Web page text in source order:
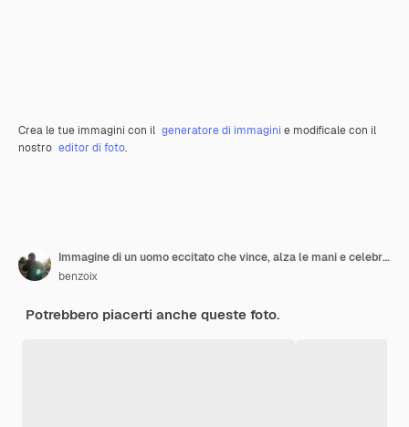
Crea le tue immagini con il generatore di immagini e modificale con il
nostro editor di foto.
Immagine di un uomo eccitato che vince, alza le mani e celebra, trionfa e tifa per la squadra, in piedi su sfondo giallo. Copia spazio
benzoix
Potrebbero piacerti anche queste foto.